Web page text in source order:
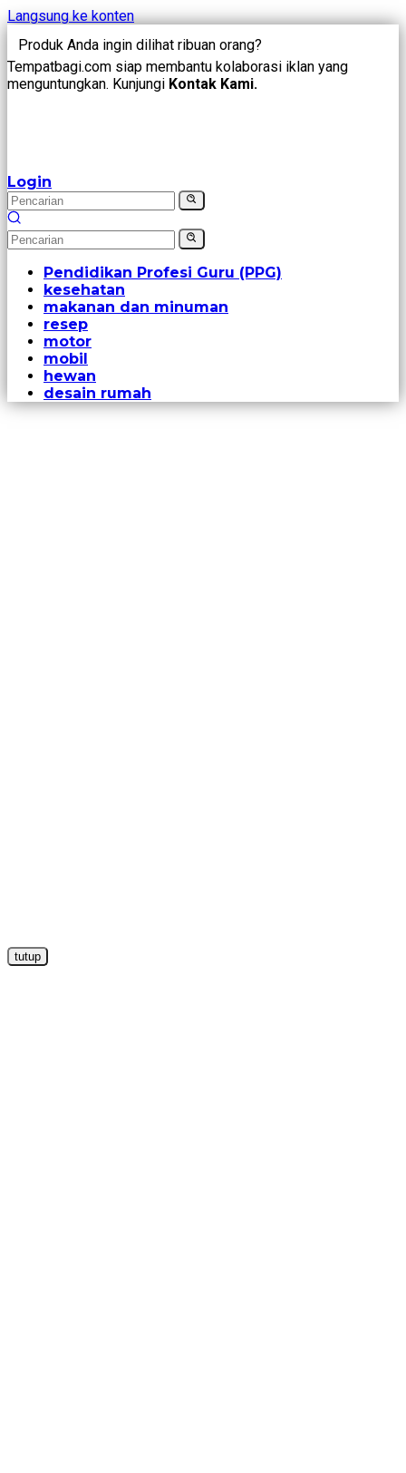
Langsung ke konten
Produk Anda ingin dilihat ribuan orang?
Tempatbagi.com siap membantu kolaborasi iklan yang
menguntungkan. Kunjungi Kontak Kami.
Login
Pendidikan Profesi Guru (PPG)
kesehatan
makanan dan minuman
resep
motor
mobil
hewan
desain rumah
tutup